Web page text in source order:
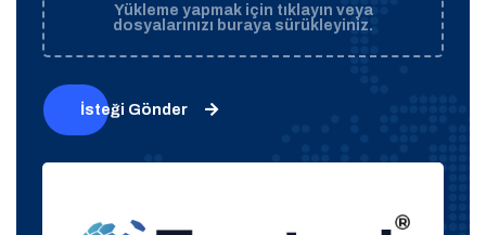
Yükleme yapmak için tıklayın veya
dosyalarınızı buraya sürükleyiniz.
İsteği Gönder